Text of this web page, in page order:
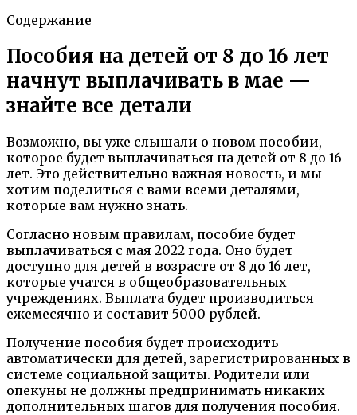
Содержание
Пособия на детей от 8 до 16 лет
начнут выплачивать в мае —
знайте все детали
Возможно, вы уже слышали о новом пособии,
которое будет выплачиваться на детей от 8 до 16
лет. Это действительно важная новость, и мы
хотим поделиться с вами всеми деталями,
которые вам нужно знать.
Согласно новым правилам, пособие будет
выплачиваться с мая 2022 года. Оно будет
доступно для детей в возрасте от 8 до 16 лет,
которые учатся в общеобразовательных
учреждениях. Выплата будет производиться
ежемесячно и составит 5000 рублей.
Получение пособия будет происходить
автоматически для детей, зарегистрированных в
системе социальной защиты. Родители или
опекуны не должны предпринимать никаких
дополнительных шагов для получения пособия.